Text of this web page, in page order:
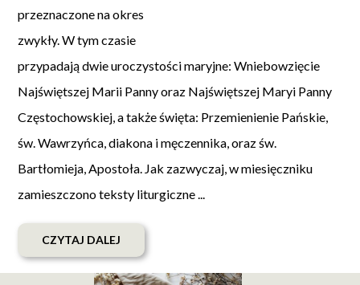
przeznaczone na okres
zwykły. W tym czasie
przypadają dwie uroczystości maryjne: Wniebowzięcie
Najświętszej Marii Panny oraz Najświętszej Maryi Panny
Częstochowskiej, a także święta: Przemienienie Pańskie,
św. Wawrzyńca, diakona i męczennika, oraz św.
Bartłomieja, Apostoła. Jak zazwyczaj, w miesięczniku
zamieszczono teksty liturgiczne ...
CZYTAJ DALEJ